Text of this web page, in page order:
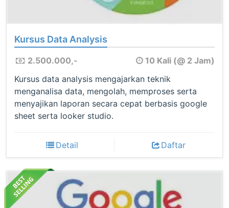
Kursus Data Analysis
2.500.000,-
10 Kali (@ 2 Jam)
Kursus data analysis mengajarkan teknik
menganalisa data, mengolah, memproses serta
menyajikan laporan secara cepat berbasis google
sheet serta looker studio.
Detail Daftar